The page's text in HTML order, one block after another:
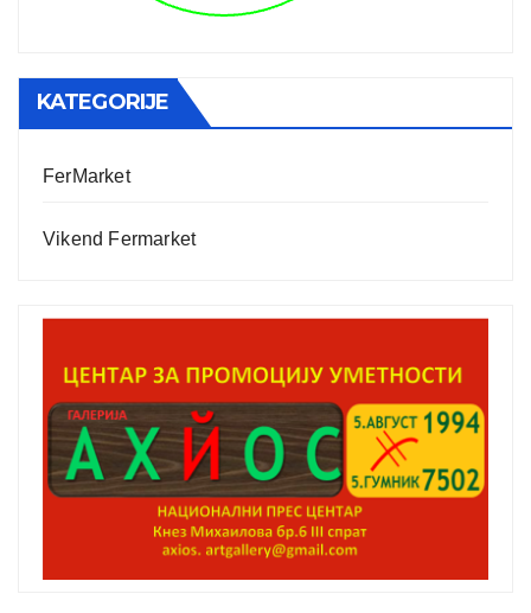
KATEGORIJE
FerMarket
Vikend Fermarket